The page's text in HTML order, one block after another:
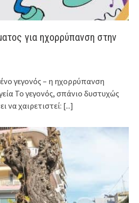
για ηχορρύπανση στην
γεγονός – η ηχορρύπανση
Το γεγονός, σπάνιο δυστυχώς
να χαιρετιστεί: [...]